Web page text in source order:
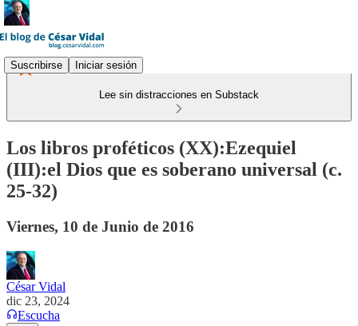
Suscribirse Iniciar sesión
Lee sin distracciones en Substack
Los libros proféticos (XX):Ezequiel
(III):el Dios que es soberano universal (c.
25-32)
Viernes, 10 de Junio de 2016
César Vidal
dic 23, 2024
Escucha